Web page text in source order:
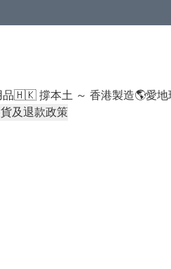
🇭🇰 撐本土 ～ 香港製造🌎愛
及退款政策